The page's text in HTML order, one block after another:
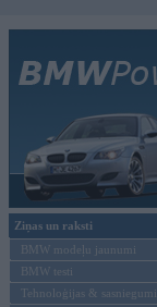
Ziņas un raksti
BMW modeļu jaunumi
BMW testi
Tehnoloģijas & sasniegumi